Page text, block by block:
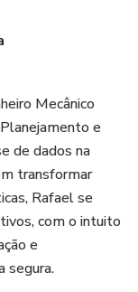
Mecânico
e
de dados na
transformar
Rafael se
com o intuito
e
segura.